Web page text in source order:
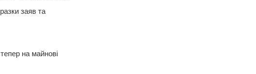
заяв та
на майнові